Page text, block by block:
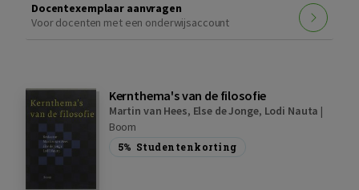
Docentexemplaar aanvragen
Voor docenten met een onderwijsaccount
Kernthema's van de filosofie
Martin van Hees, Else de Jonge, Lodi Nauta |
Boom
5% Studentenkorting